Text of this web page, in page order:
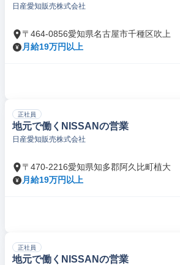
日産愛知販売株式会社
〒464-0856愛知県名古屋市千種区吹上
月給19万円以上
正社員
地元で働くNISSANの営業
日産愛知販売株式会社
〒470-2216愛知県知多郡阿久比町植大
月給19万円以上
正社員
地元で働くNISSANの営業